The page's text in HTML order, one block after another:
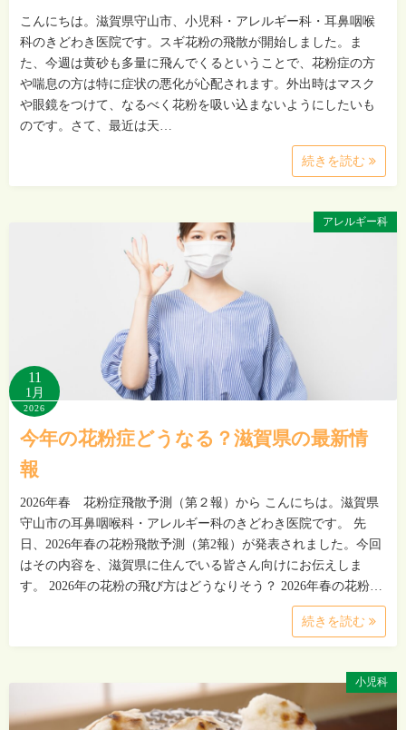
こんにちは。滋賀県守山市、小児科・アレルギー科・耳鼻咽喉
科のきどわき医院です。スギ花粉の飛散が開始しました。ま
た、今週は黄砂も多量に飛んでくるということで、花粉症の方
や喘息の方は特に症状の悪化が心配されます。外出時はマスク
や眼鏡をつけて、なるべく花粉を吸い込まないようにしたいも
のです。さて、最近は天…
続きを読む
アレルギー科
11
1月
2026
今年の花粉症どうなる？滋賀県の最新情
報
2026年春 花粉症飛散予測（第２報）から こんにちは。滋賀県
守山市の耳鼻咽喉科・アレルギー科のきどわき医院です。 先
日、2026年春の花粉飛散予測（第2報）が発表されました。今回
はその内容を、滋賀県に住んでいる皆さん向けにお伝えしま
す。 2026年の花粉の飛び方はどうなりそう？ 2026年春の花粉…
続きを読む
小児科